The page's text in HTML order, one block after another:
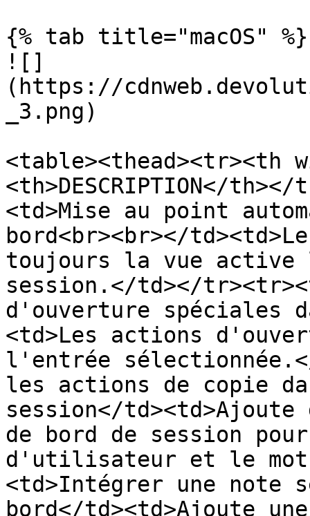
{% tab title="macOS" %}
![]
(https://
_3.png)
<table><thead><tr><th
<th>DESCRIPTION</
<td>Mise au point
bord<br><br></
toujours la vue
session.</td></
d'ouverture spéciales
<td>Les actions
l'entrée
les actions de copie
session</
de bord de session
d'utilisateur et le mot
<td>Intégrer une note
bord</td><td>Ajoute